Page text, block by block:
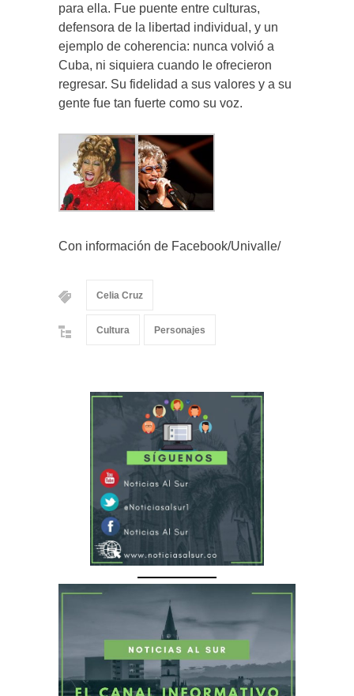
para ella. Fue puente entre culturas,
defensora de la libertad individual, y un
ejemplo de coherencia: nunca volvió a
Cuba, ni siquiera cuando le ofrecieron
regresar. Su fidelidad a sus valores y a su
gente fue tan fuerte como su voz.
Con información de Facebook/Univalle/
Celia Cruz
Cultura Personajes